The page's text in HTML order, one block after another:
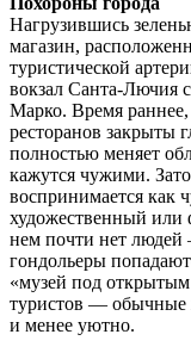
Нагрузившись
магазин,
туристической
вокзал Санта-Лючия
Марко. Время
ресторанов закрыты
полностью меняет
кажутся чужими. Зато
воспринимается как
художественный
нем почти нет людей
гондольеры
«музей под открытым
туристов — обычные
и менее уютно.